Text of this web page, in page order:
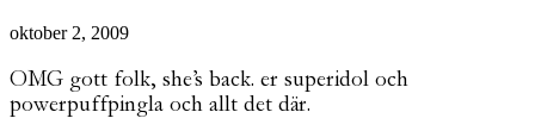
oktober 2, 2009
OMG gott folk, she’s back. er superidol och
powerpuffpingla och allt det där.